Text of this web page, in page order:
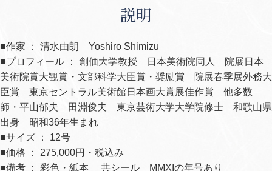
説明
■作家 ： 清水由朗 Yoshiro Shimizu
■プロフィール ： 創価大学教授 日本美術院同人 院展日本
美術院賞大観賞・文部科学大臣賞・奨励賞 院展春季展外務大
臣賞 東京セントラル美術館日本画大賞展佳作賞 他多数
師・平山郁夫 田淵俊夫 東京芸術大学大学院修士 和歌山県
出身 昭和36年生まれ
■サイズ ： 12号
■価格 ： 275,000円・税込み
■備考 ： 彩色・紙本 共シール MMXIの年号あり